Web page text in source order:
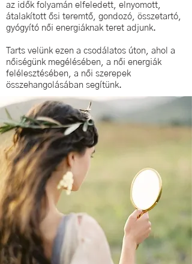
az idők folyamán elfeledett, elnyomott,
átalakított ősi teremtő, gondozó, összetartó,
gyógyító női energiáknak teret adjunk.
Tarts velünk ezen a csodálatos úton, ahol a
nőiségünk megélésében, a női energiák
felélesztésében, a női szerepek
összehangolásában segítünk.